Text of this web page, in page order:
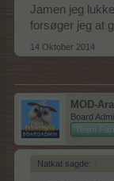
Jamen jeg
forsøger jeg at
14 Oktober 2014
MOD-Ara
Board
Team
Natkat sagde: ↑